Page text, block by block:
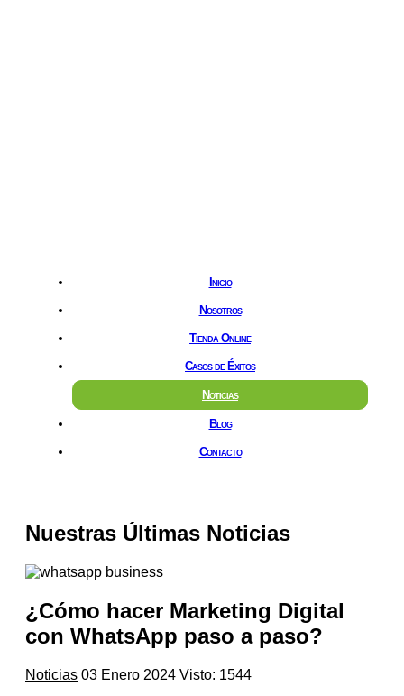
Inicio
Nosotros
Tienda Online
Casos de Éxitos
Noticias
Blog
Contacto
Nuestras Últimas Noticias
¿Cómo hacer Marketing Digital
con WhatsApp paso a paso?
Noticias 03 Enero 2024 Visto: 1544